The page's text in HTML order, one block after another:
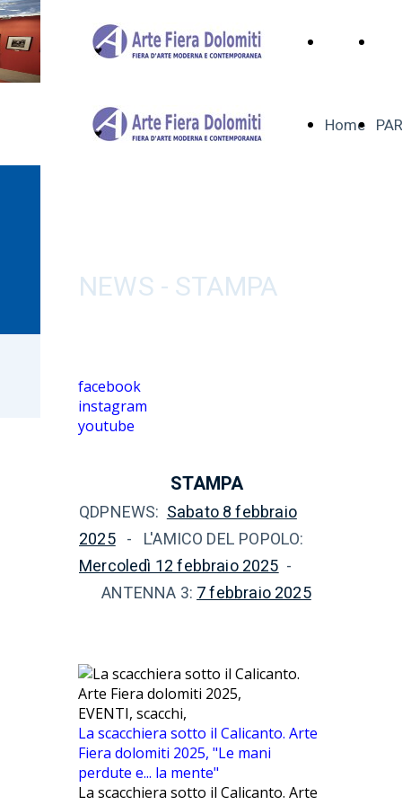
Home
Home
NEWS - STAMPA
facebook
instagram
youtube
STAMPA
QDPNEWS:Sabato 8 febbraio
2025- L'AMICO DEL POPOLO:
Mercoledì 12 febbraio 2025-
ANTENNA 3:7 febbraio 2025
EVENTI, scacchi,
La scacchiera sotto il Calicanto. Arte
Fiera dolomiti 2025, "Le mani
perdute e... la mente"
La scacchiera sotto il Calicanto. Arte